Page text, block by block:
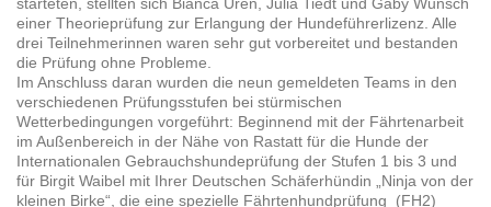
einer Theorieprüfung zur Erlangung der Hundeführerlizenz. Alle
drei Teilnehmerinnen waren sehr gut vorbereitet und bestanden
die Prüfung ohne Probleme.
Im Anschluss daran wurden die neun gemeldeten Teams in den
verschiedenen Prüfungsstufen bei stürmischen
Wetterbedingungen vorgeführt: Beginnend mit der Fährtenarbeit
im Außenbereich in der Nähe von Rastatt für die Hunde der
Internationalen Gebrauchshundeprüfung der Stufen 1 bis 3 und
für Birgit Waibel mit Ihrer Deutschen Schäferhündin „Ninja von der
kleinen Birke“, die eine spezielle Fährtenhundprüfung (FH2)